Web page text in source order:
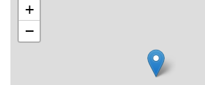
+
−